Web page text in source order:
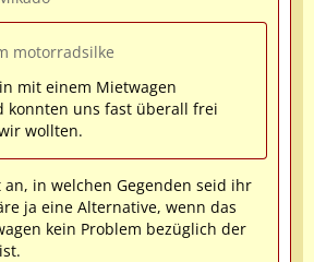
motorradsilke
mit einem Mietwagen
konnten uns fast überall frei
wollten.
an, in welchen Gegenden seid ihr
ja eine Alternative, wenn das
kein Problem bezüglich der